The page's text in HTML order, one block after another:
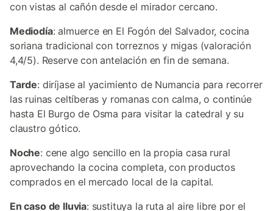
con vistas al cañón desde el mirador cercano.
Mediodía: almuerce en El Fogón del Salvador, cocina
soriana tradicional con torreznos y migas (valoración
4,4/5). Reserve con antelación en fin de semana.
Tarde: diríjase al yacimiento de Numancia para recorrer
las ruinas celtíberas y romanas con calma, o continúe
hasta El Burgo de Osma para visitar la catedral y su
claustro gótico.
Noche: cene algo sencillo en la propia casa rural
aprovechando la cocina completa, con productos
comprados en el mercado local de la capital.
En caso de lluvia: sustituya la ruta al aire libre por el